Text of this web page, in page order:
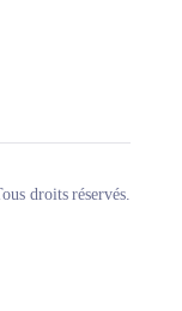
droits réservés.